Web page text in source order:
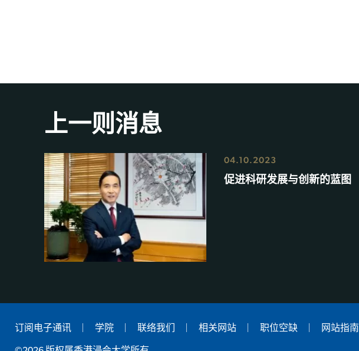
上一则消息
04.10.2023
促进科研发展与创新的蓝图
订阅电子通讯 学院 联络我们 相关网站 职位空缺 网站指南